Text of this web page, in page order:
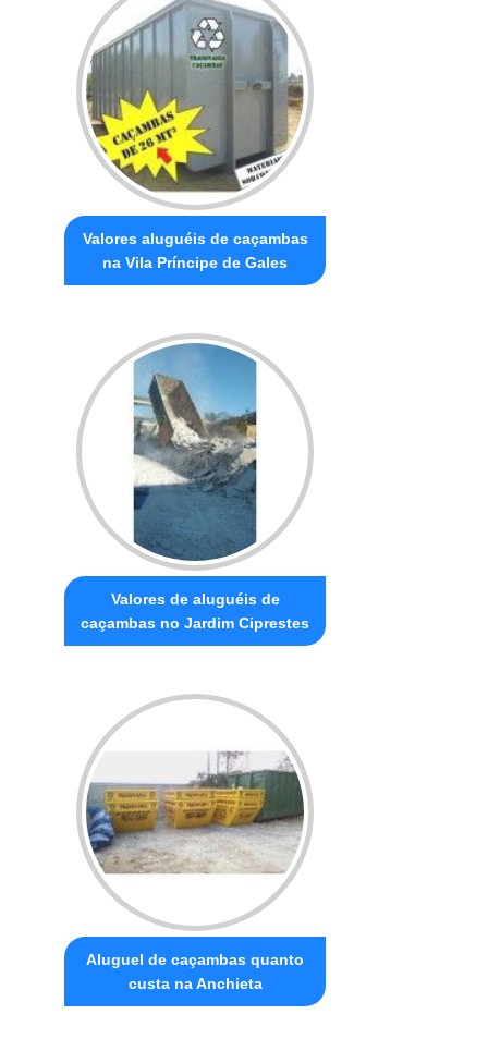
Valores aluguéis de caçambas
na Vila Príncipe de Gales
Valores de aluguéis de
caçambas no Jardim Ciprestes
Aluguel de caçambas quanto
custa na Anchieta